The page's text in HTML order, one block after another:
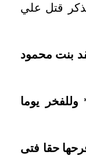
قتل علي
بنت محمود
يوما
حقا فتى